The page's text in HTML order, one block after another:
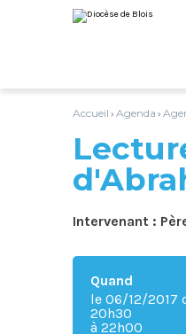
au
contenu.
personnels
Accueil › Agenda ›
Intervenant :
Quand
le 06/12/2017
20h30
à 22h00